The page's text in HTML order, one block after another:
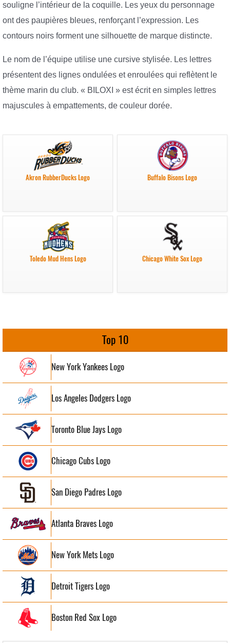
souligne l’intérieur de la coquille. Les yeux du personnage
ont des paupières bleues, renforçant l’expression. Les
contours noirs forment une silhouette de marque distincte.
Le nom de l’équipe utilise une cursive stylisée. Les lettres
présentent des lignes ondulées et enroulées qui reflètent le
thème marin du club. « BILOXI » est écrit en simples lettres
majuscules à empattements, de couleur dorée.
Akron RubberDucks Logo Buffalo Bisons Logo
Toledo Mud Hens Logo Chicago White Sox Logo
Top 10
New York Yankees Logo
Los Angeles Dodgers Logo
Toronto Blue Jays Logo
Chicago Cubs Logo
San Diego Padres Logo
Atlanta Braves Logo
New York Mets Logo
Detroit Tigers Logo
Boston Red Sox Logo